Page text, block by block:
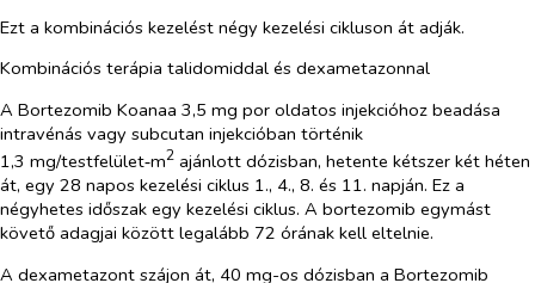
Ezt a kombinációs kezelést négy kezelési cikluson át adják.
Kombinációs terápia talidomiddal és dexametazonnal
A Bortezomib Koanaa 3,5 mg por oldatos injekcióhoz beadása
intravénás vagy subcutan injekcióban történik
1,3 mg/testfelület‑m2 ajánlott dózisban, hetente kétszer két héten
át, egy 28 napos kezelési ciklus 1., 4., 8. és 11. napján. Ez a
négyhetes időszak egy kezelési ciklus. A bortezomib egymást
követő adagjai között legalább 72 órának kell eltelnie.
A dexametazont szájon át, 40 mg-os dózisban a Bortezomib